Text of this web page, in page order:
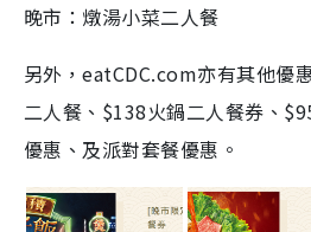
晚市：燉湯小菜二人餐
另外，eatCDC.com亦有其他優
二人餐、$138火鍋二人餐券、
優惠、及派對套餐優惠。